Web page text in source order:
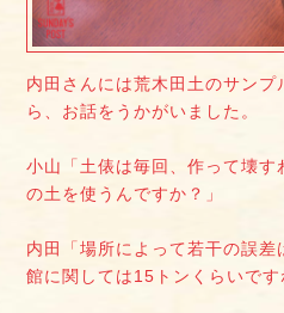
内田さんには荒木田土のサン
ら、お話をうかがいました。
小山「土俵は毎回、作って壊
の土を使うんですか？」
内田「場所によって若干の誤
館に関しては15トンくらいです